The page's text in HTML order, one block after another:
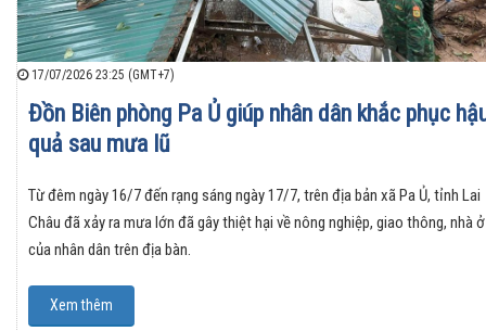
17/07/2026 23:25 (GMT+7)
Đồn Biên phòng Pa Ủ giúp nhân dân khắc phục
quả sau mưa lũ
Từ đêm ngày 16/7 đến rạng sáng ngày 17/7, trên địa bản xã Pa Ủ, tỉnh Lai
Châu đã xảy ra mưa lớn đã gây thiệt hại về nông nghiệp, giao thông, nhà ở
của nhân dân trên địa bàn.
Xem thêm